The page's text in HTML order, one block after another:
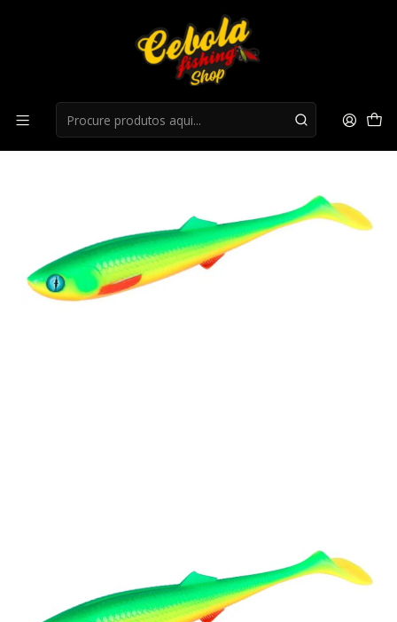
Flukes Mikado Sicario 10.5cm - Yellow lime